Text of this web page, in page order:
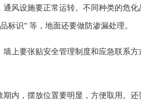
风设施要正常运转。不同种类的危化
标识” 等，地面还要做防渗漏处理。
上要张贴安全管理制度和应急联系方
内，摆放位置要明显，方便取用。还